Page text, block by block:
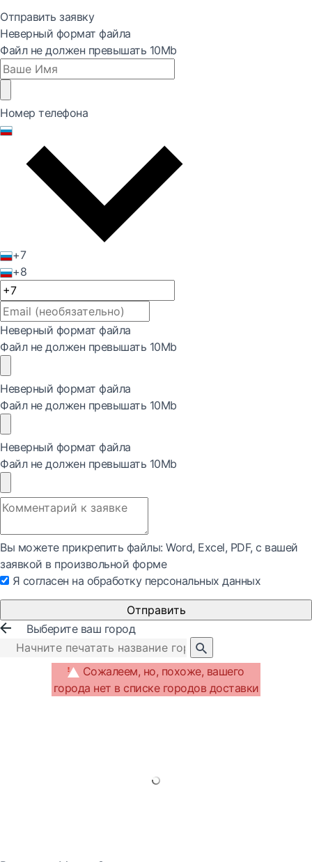
Отправить заявку
Неверный формат файла
Файл не должен превышать 10Mb
Номер телефона
+7
+8
Неверный формат файла
Файл не должен превышать 10Mb
Неверный формат файла
Файл не должен превышать 10Mb
Неверный формат файла
Файл не должен превышать 10Mb
Вы можете прикрепить файлы: Word, Exсel, PDF, с вашей
заявкой в произвольной форме
Я согласен на обработку персональных данных
Отправить
Выберите ваш город
Сожалеем, но, похоже, вашего
города нет в списке городов доставки